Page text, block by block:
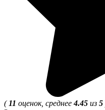
( 11 оценок, среднее4.45 из 5